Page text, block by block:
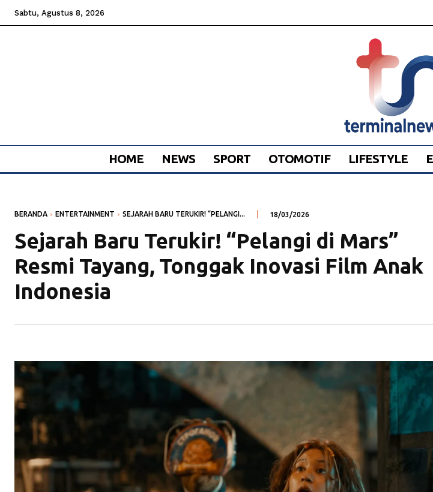
Sabtu, Agustus 8, 2026
HOME NEWS SPORT OTOMOTIF LIFESTYLE
BERANDA ENTERTAINMENT SEJARAH BARU TERUKIR! “PELANGI... 18/03/2026
Sejarah Baru Terukir! “Pelangi di Mars”
Resmi Tayang, Tonggak Inovasi Film Anak
Indonesia